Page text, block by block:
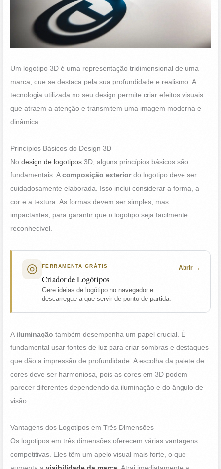
Um logotipo 3D é uma representação tridimensional de uma
marca, que se destaca pela sua profundidade e realismo. A
tecnologia utilizada no seu design permite criar efeitos visuais
que atraem a atenção e transmitem uma imagem moderna e
dinâmica.
Princípios Básicos do Design 3D
Nodesign de logotipos 3D, alguns princípios básicos são
fundamentais. Acomposição exteriordo logotipo deve ser
cuidadosamente elaborada. Isso inclui considerar a forma, a
cor e a textura. As formas devem ser simples, mas
impactantes, para garantir que o logotipo seja facilmente
reconhecível.
FERRAMENTA GRÁTIS
Criador de Logótipos
Gere ideias de logótipo no navegador e
descarregue a que servir de ponto de partida.
Abrir
A iluminação também desempenha um papel crucial. É
fundamental usar fontes de luz para criar sombras e destaques
que dão a impressão de profundidade. A escolha da palete de
cores deve ser harmoniosa, pois as cores em 3D podem
parecer diferentes dependendo da iluminação e do ângulo de
visão.
Vantagens dos Logotipos em Três Dimensões
Os logotipos em três dimensões oferecem várias vantagens
competitivas. Eles têm um apelo visual mais forte, o que